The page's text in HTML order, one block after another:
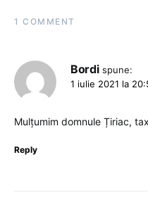
1 COMMENT
Bordi spune:
1 iulie 2021 la
Mulțumim domnule Țiriac,
Reply